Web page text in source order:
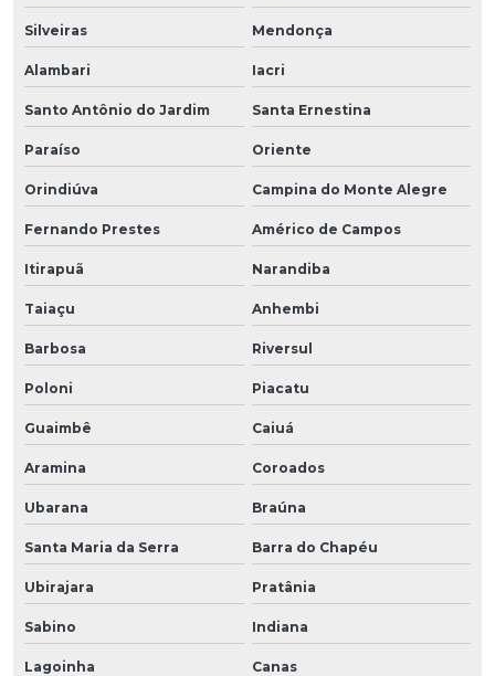
Silveiras Mendonça
Alambari Iacri
Santo Antônio do Jardim Santa Ernestina
Paraíso Oriente
Orindiúva Campina do Monte Alegre
Fernando Prestes Américo de Campos
Itirapuã Narandiba
Taiaçu Anhembi
Barbosa Riversul
Poloni Piacatu
Guaimbê Caiuá
Aramina Coroados
Ubarana Braúna
Santa Maria da Serra Barra do Chapéu
Ubirajara Pratânia
Sabino Indiana
Lagoinha Canas